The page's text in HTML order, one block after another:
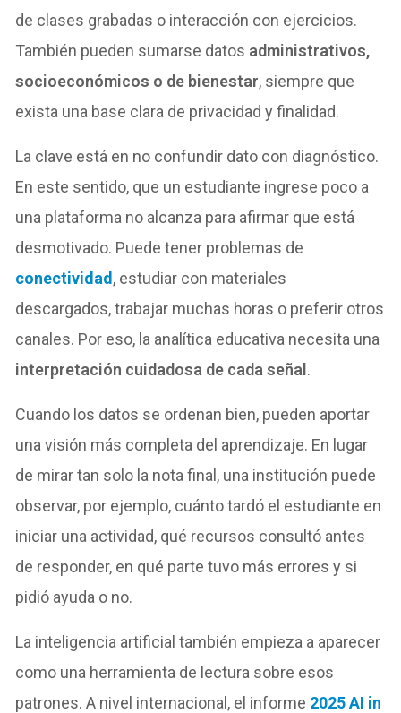
de clases grabadas o interacción con ejercicios.
También pueden sumarse datos administrativos,
socioeconómicos o de bienestar, siempre que
exista una base clara de privacidad y finalidad.
La clave está en no confundir dato con diagnóstico.
En este sentido, que un estudiante ingrese poco a
una plataforma no alcanza para afirmar que está
desmotivado. Puede tener problemas de
conectividad, estudiar con materiales
descargados, trabajar muchas horas o preferir otros
canales. Por eso, la analítica educativa necesita una
interpretación cuidadosa de cada señal.
Cuando los datos se ordenan bien, pueden aportar
una visión más completa del aprendizaje. En lugar
de mirar tan solo la nota final, una institución puede
observar, por ejemplo, cuánto tardó el estudiante en
iniciar una actividad, qué recursos consultó antes
de responder, en qué parte tuvo más errores y si
pidió ayuda o no.
La inteligencia artificial también empieza a aparecer
como una herramienta de lectura sobre esos
patrones. A nivel internacional, el informe 2025 AI in